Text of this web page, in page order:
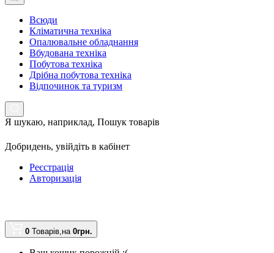
Всюди
Кліматична техніка
Опалювальне обладнання
Вбудована техніка
Побутова техніка
Дрібна побутова техніка
Відпочинок та туризм
Я шукаю, наприклад, Пошук товарів
Добридень, увійдіть в кабінет
Реєстрація
Авторизація
0 Товарів,на 0грн.